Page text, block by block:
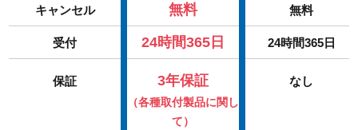
キャンセル 無料 無料
受付 24時間365日 24時間365日
保証 3年保証
（各種取付製品に関し
て）
なし